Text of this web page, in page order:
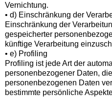
Vernichtung.
• d) Einschränkung der
Einschränkung der
gespeicherter
künftige Verarbeitung
• e) Profiling
Profiling ist jede Art der
personenbezogener Daten,
personenbezogenen Daten
bestimmte persönliche